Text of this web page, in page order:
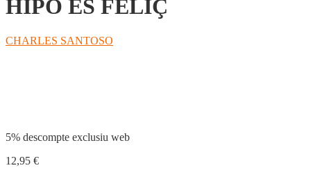
HIPO ÉS FELIÇ
CHARLES SANTOSO
5% descompte exclusiu web
12,95 €